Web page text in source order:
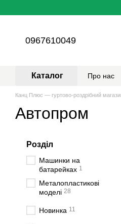
0967610049
Каталог Про нас
Канц Плюс — гуртово-роздрібний
Автопром
Розділ
Машинки на
батарейках 1
Металопластикові
моделі 28
Новинка 11